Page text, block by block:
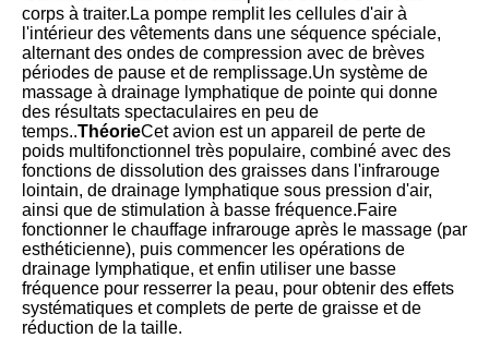
corps à traiter.La pompe remplit les cellules d'air à
l'intérieur des vêtements dans une séquence spéciale,
alternant des ondes de compression avec de brèves
périodes de pause et de remplissage.Un système de
massage à drainage lymphatique de pointe qui donne
des résultats spectaculaires en peu de
temps..ThéorieCet avion est un appareil de perte de
poids multifonctionnel très populaire, combiné avec des
fonctions de dissolution des graisses dans l'infrarouge
lointain, de drainage lymphatique sous pression d'air,
ainsi que de stimulation à basse fréquence.Faire
fonctionner le chauffage infrarouge après le massage (par
esthéticienne), puis commencer les opérations de
drainage lymphatique, et enfin utiliser une basse
fréquence pour resserrer la peau, pour obtenir des effets
systématiques et complets de perte de graisse et de
réduction de la taille.